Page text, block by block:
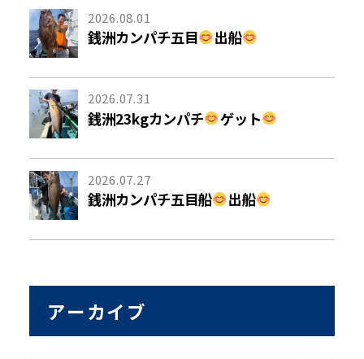
2026.08.01
銭洲カンパチ五目 出船
2026.07.31
銭洲23kgカンパチ ゲット
2026.07.27
銭洲カンパチ五目船 出船
アーカイブ